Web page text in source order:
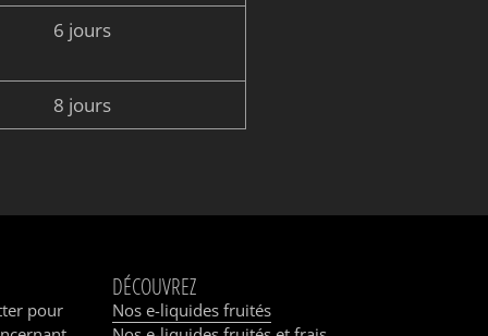
6 jours
8 jours
pour
DÉCOUVREZ
Nos e-liquides fruités